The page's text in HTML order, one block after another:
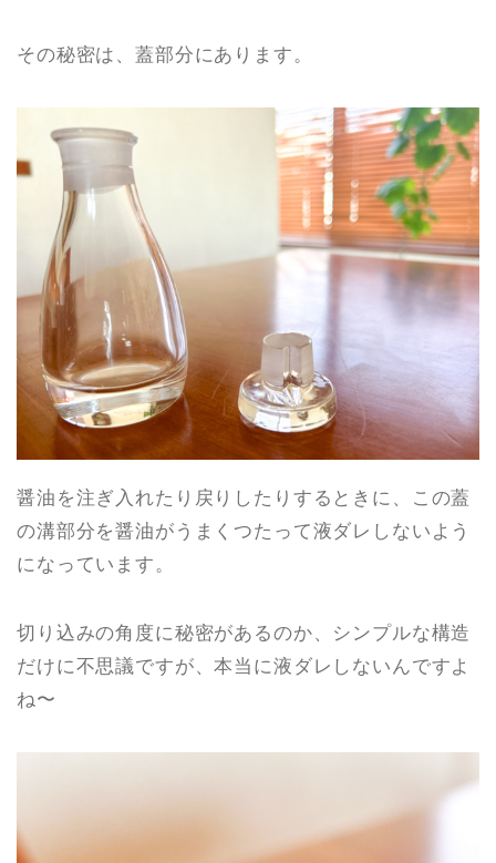
その秘密は、蓋部分にあります。
醤油を注ぎ入れたり戻りしたりするときに、この蓋
の溝部分を醤油がうまくつたって液ダレしないよう
になっています。
切り込みの角度に秘密があるのか、シンプルな構造
だけに不思議ですが、本当に液ダレしないんですよ
ね〜